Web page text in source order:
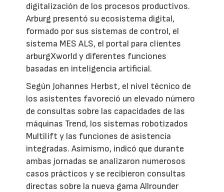
digitalización de los procesos productivos.
Arburg presentó su ecosistema digital,
formado por sus sistemas de control, el
sistema MES ALS, el portal para clientes
arburgXworld y diferentes funciones
basadas en inteligencia artificial.
Según Johannes Herbst, el nivel técnico de
los asistentes favoreció un elevado número
de consultas sobre las capacidades de las
máquinas Trend, los sistemas robotizados
Multilift y las funciones de asistencia
integradas. Asimismo, indicó que durante
ambas jornadas se analizaron numerosos
casos prácticos y se recibieron consultas
directas sobre la nueva gama Allrounder